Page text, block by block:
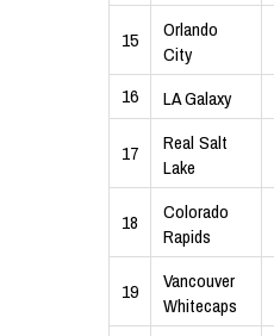
15
Orlando
City
16 LA Galaxy
17
Real Salt
Lake
18
Colorado
Rapids
19
Vancouver
Whitecaps